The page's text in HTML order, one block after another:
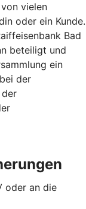
vielen
oder ein Kunde.
Bad
beteiligt und
ein
der
der
oder an die